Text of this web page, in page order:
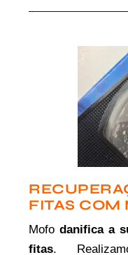
FITAS COM
Mofodanifica a
fitas.